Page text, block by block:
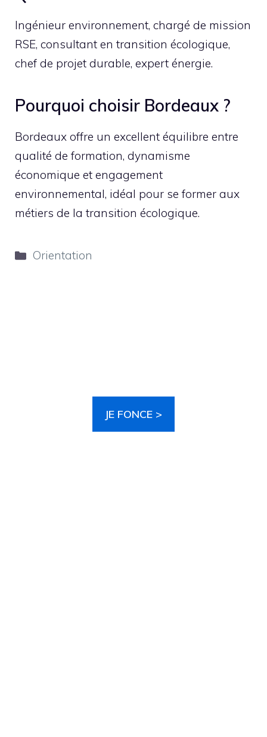
Ingénieur environnement, chargé de mission
RSE, consultant en transition écologique,
chef de projet durable, expert énergie.
Pourquoi choisir Bordeaux ?
Bordeaux offre un excellent équilibre entre
qualité de formation, dynamisme
économique et engagement
environnemental, idéal pour se former aux
métiers de la transition écologique.
Catégories
Orientation
JE FONCE >